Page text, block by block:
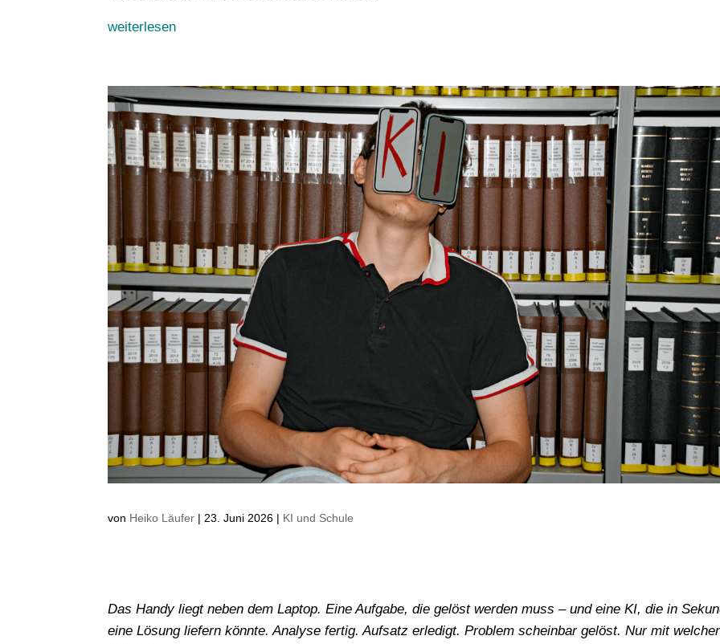
weiterlesen
von Heiko Läufer | 23. Juni 2026 | KI und Schule
Das Handy liegt neben dem Laptop. Eine Aufgabe, die gelöst werden muss – und eine KI, die in
eine Lösung liefern könnte. Analyse fertig. Aufsatz erledigt. Problem scheinbar gelöst. Nur mit